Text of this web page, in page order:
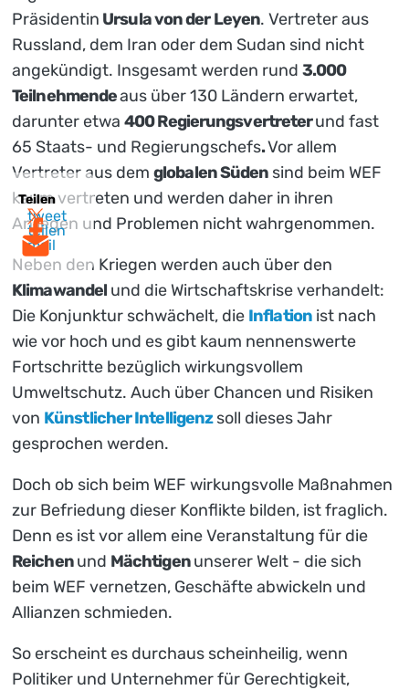
Teilen
tweet
teilen
mail
Präsidentin Ursula von der Leyen. Vertreter aus
Russland, dem Iran oder dem Sudan sind nicht
angekündigt. Insgesamt werden rund 3.000
Teilnehmendeaus über 130 Ländern erwartet,
darunter etwa 400 Regierungsvertreterund fast
65 Staats- und Regierungschefs.Vor allem
Vertreter aus dem globalen Süden sind beim WEF
kaum vertreten und werden daher in ihren
Anliegen und Problemen nicht wahrgenommen.
Neben den Kriegen werden auch über den
Klimawandel und die Wirtschaftskrise verhandelt:
Die Konjunktur schwächelt, die Inflationist nach
wie vor hoch und es gibt kaum nennenswerte
Fortschritte bezüglich wirkungsvollem
Umweltschutz. Auch über Chancen und Risiken
von Künstlicher Intelligenzsoll dieses Jahr
gesprochen werden.
Doch ob sich beim WEF wirkungsvolle Maßnahmen
zur Befriedung dieser Konflikte bilden, ist fraglich.
Denn es ist vor allem eine Veranstaltung für die
Reichenund Mächtigenunserer Welt - die sich
beim WEF vernetzen, Geschäfte abwickeln und
Allianzen schmieden.
So erscheint es durchaus scheinheilig, wenn
Politiker und Unternehmer für Gerechtigkeit,